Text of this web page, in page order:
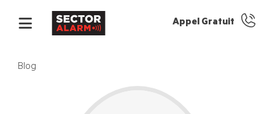
Appel Gratuit
Blog